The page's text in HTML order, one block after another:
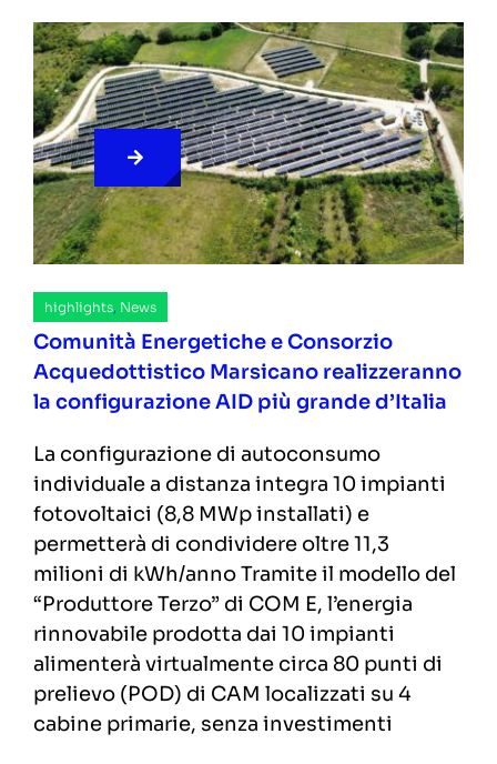
highlights, News
Comunità Energetiche e Consorzio
Acquedottistico Marsicano realizzeranno
la configurazione AID più grande d’Italia
La configurazione di autoconsumo
individuale a distanza integra 10 impianti
fotovoltaici (8,8 MWp installati) e
permetterà di condividere oltre 11,3
milioni di kWh/anno Tramite il modello del
“Produttore Terzo” di COM E, l’energia
rinnovabile prodotta dai 10 impianti
alimenterà virtualmente circa 80 punti di
prelievo (POD) di CAM localizzati su 4
cabine primarie, senza investimenti